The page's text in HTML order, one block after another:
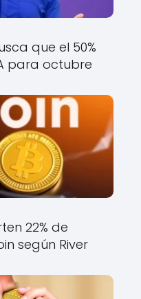
que el 50%
para octubre
22% de
según River